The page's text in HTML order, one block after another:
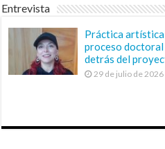
Entrevista
Práctica
proceso doctoral
detrás del
29 de julio de 2026